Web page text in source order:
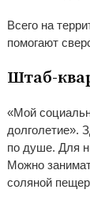
Всего на
помогают
Штаб-
«Мой
долголетие».
по душе. Для
Можно
соляной